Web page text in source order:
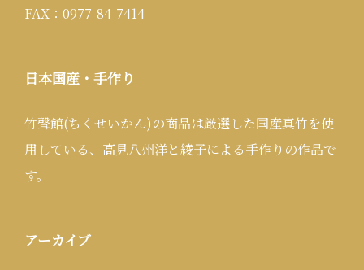
FAX：0977-84-7414
日本国産・手作り
竹聲館(ちくせいかん)の商品は厳選した国産真竹を使
用している、高見八州洋と綾子による手作りの作品で
す。
アーカイブ